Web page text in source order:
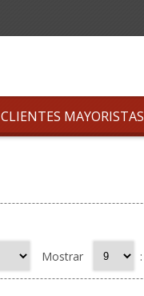
CLIENTES MAYORISTAS
Mostrar :